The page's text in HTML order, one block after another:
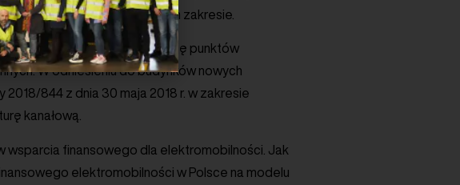
istotną kosztów w tym zakresie.
ułatwiających instalację punktów
W odniesieniu do budynków nowych
844 z dnia 30 maja 2018 r. w zakresie
kanałową.
wsparcia finansowego dla elektromobilności. Jak
elektromobilności w Polsce na modelu